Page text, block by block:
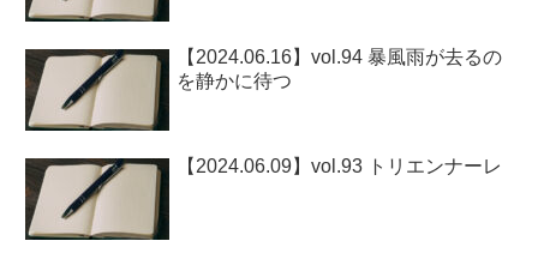
【2024.06.16】vol.94 暴風雨が去るの
を静かに待つ
【2024.06.09】vol.93 トリエンナーレ